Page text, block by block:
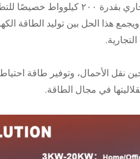
صمِّم نظام الطاقة الشمسية
ويجمع هذا الحل بين توليد الطاقة
نقل الأحمال، وتوفير طاقة
في مجال الطاقة.